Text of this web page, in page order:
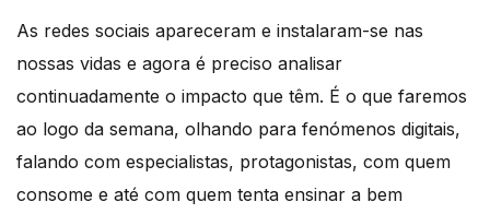
As redes sociais apareceram e instalaram-se nas
nossas vidas e agora é preciso analisar
continuadamente o impacto que têm. É o que faremos
ao logo da semana, olhando para fenómenos digitais,
falando com especialistas, protagonistas, com quem
consome e até com quem tenta ensinar a bem